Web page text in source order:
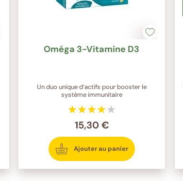
Oméga 3-Vitamine D3
Un duo unique d’actifs pour booster le
système immunitaire
15,30 €
Ajouter au panier